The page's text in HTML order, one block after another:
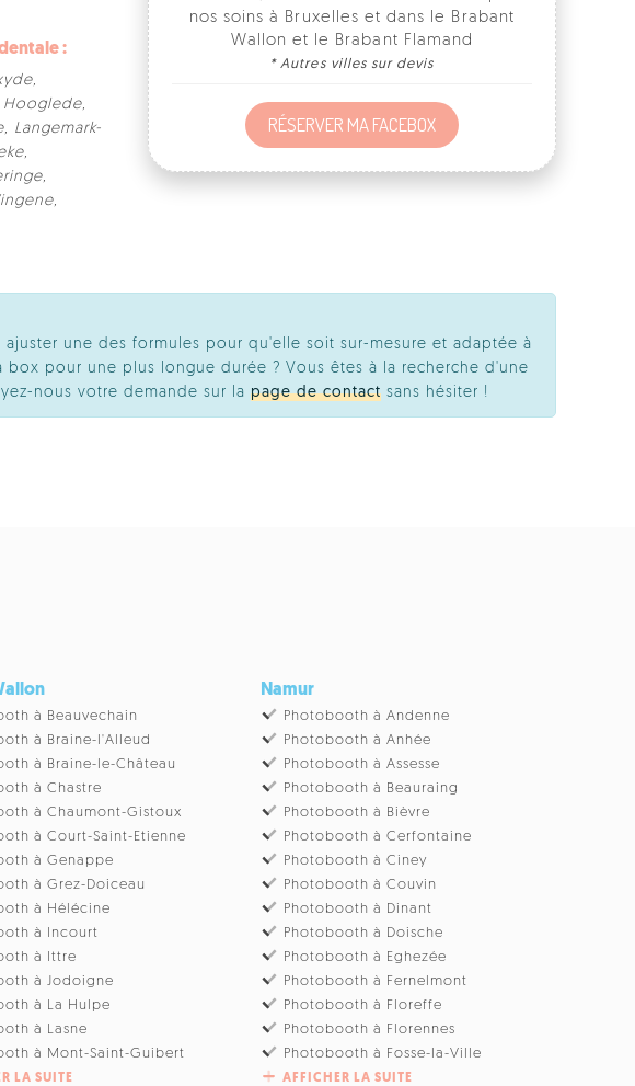
:
,
Hooglede,
, Langemark-
,
,
,
RÉSERVER MA FACEBOX
ajuster une des formules pour qu'elle soit sur-mesure et adaptée à
pour une plus longue durée ? Vous êtes à la recherche d'une
nous votre demande sur la page de contact sans hésiter !
à Beauvechain
à Braine-l'Alleud
à Braine-le-Château
à Chastre
à Chaumont-Gistoux
à Court-Saint-Etienne
à Genappe
à Grez-Doiceau
à Hélécine
à Incourt
à Ittre
à Jodoigne
à La Hulpe
à Lasne
à Mont-Saint-Guibert
LA SUITE
Namur
Photobooth à Andenne
Photobooth à Anhée
Photobooth à Assesse
Photobooth à Beauraing
Photobooth à Bièvre
Photobooth à Cerfontaine
Photobooth à Ciney
Photobooth à Couvin
Photobooth à Dinant
Photobooth à Doische
Photobooth à Eghezée
Photobooth à Fernelmont
Photobooth à Floreffe
Photobooth à Florennes
Photobooth à Fosse-la-Ville
AFFICHER LA SUITE